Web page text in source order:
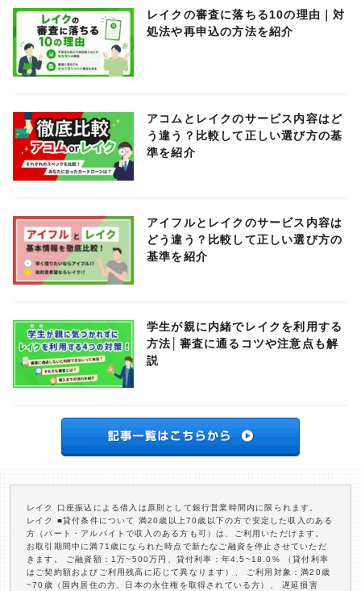
レイクの審査に落ちる10の理由｜対
処法や再申込の方法を紹介
アコムとレイクのサービス内容はど
う違う？比較して正しい選び方の基
準を紹介
アイフルとレイクのサービス内容は
どう違う？比較して正しい選び方の
基準を紹介
学生が親に内緒でレイクを利用する
方法│審査に通るコツや注意点も解
説
レイク 口座振込による借入は原則として銀行営業時間内に限られます。
レイク ■貸付条件について 満20歳以上70歳以下の方で安定した収入のある
方（パート・アルバイトで収入のある方も可）は、ご利用いただけます。
お取引期間中に満71歳になられた時点で新たなご融資を停止させていただ
きます。 ご融資額：1万~500万円、貸付利率：年4.5~18.0% （貸付利率
はご契約額およびご利用残高に応じて異なります）、 ご利用対象：満20歳
~70歳（国内居住の方、日本の永住権を取得されている方）、 遅延損害